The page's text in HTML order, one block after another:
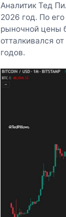
Аналитик Тед
2026 год. По
рыночной цены
отталкивался
годов.